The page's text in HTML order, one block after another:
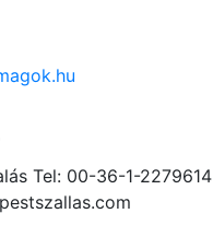
Tel: 00-36-1-2279614